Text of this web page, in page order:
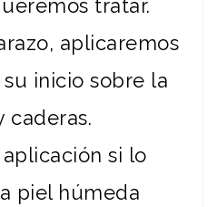
tratar.
aplicaremos
inicio sobre la
caderas.
si lo
piel húmeda